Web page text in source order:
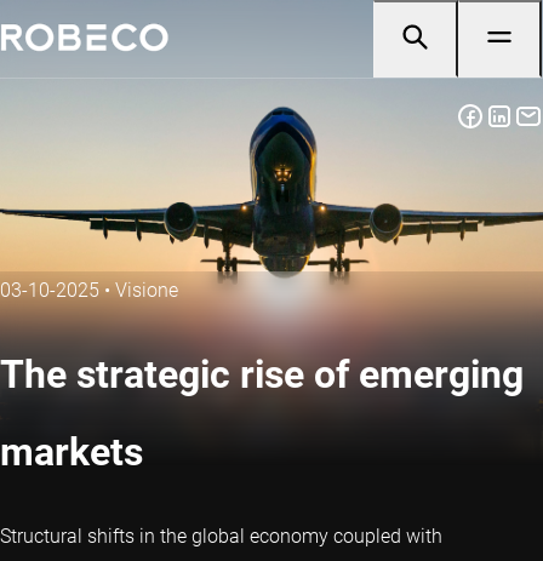
03-10-2025 • Visione
The strategic rise of emerging
markets
Structural shifts in the global economy coupled with